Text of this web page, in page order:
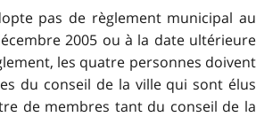
pas de règlement municipal au
2005 ou à la date ultérieure
les quatre personnes doivent
du conseil de la ville qui sont élus
de membres tant du conseil de la